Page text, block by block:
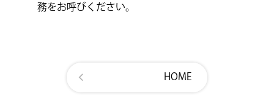
務をお呼びください。
HOME